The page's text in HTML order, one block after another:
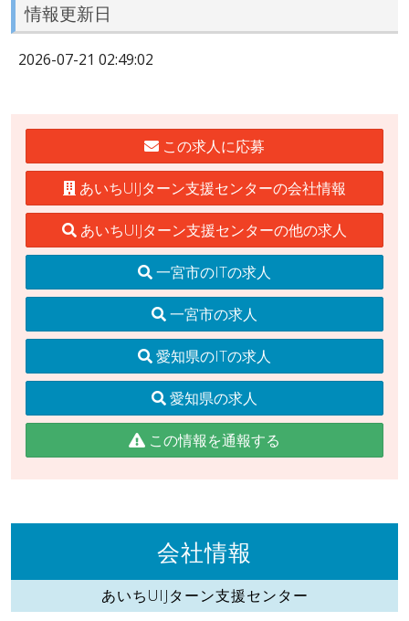
情報更新日
2026-07-21 02:49:02
この求人に応募
あいちUIJターン支援センターの会社情報
あいちUIJターン支援センターの他の求人
一宮市のITの求人
一宮市の求人
愛知県のITの求人
愛知県の求人
この情報を通報する
会社情報
あいちUIJターン支援センター